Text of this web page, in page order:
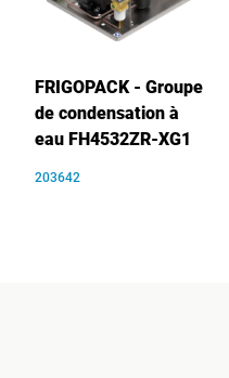
FRIGOPACK - Groupe
de condensation à
eau FH4532ZR-XG1
203642